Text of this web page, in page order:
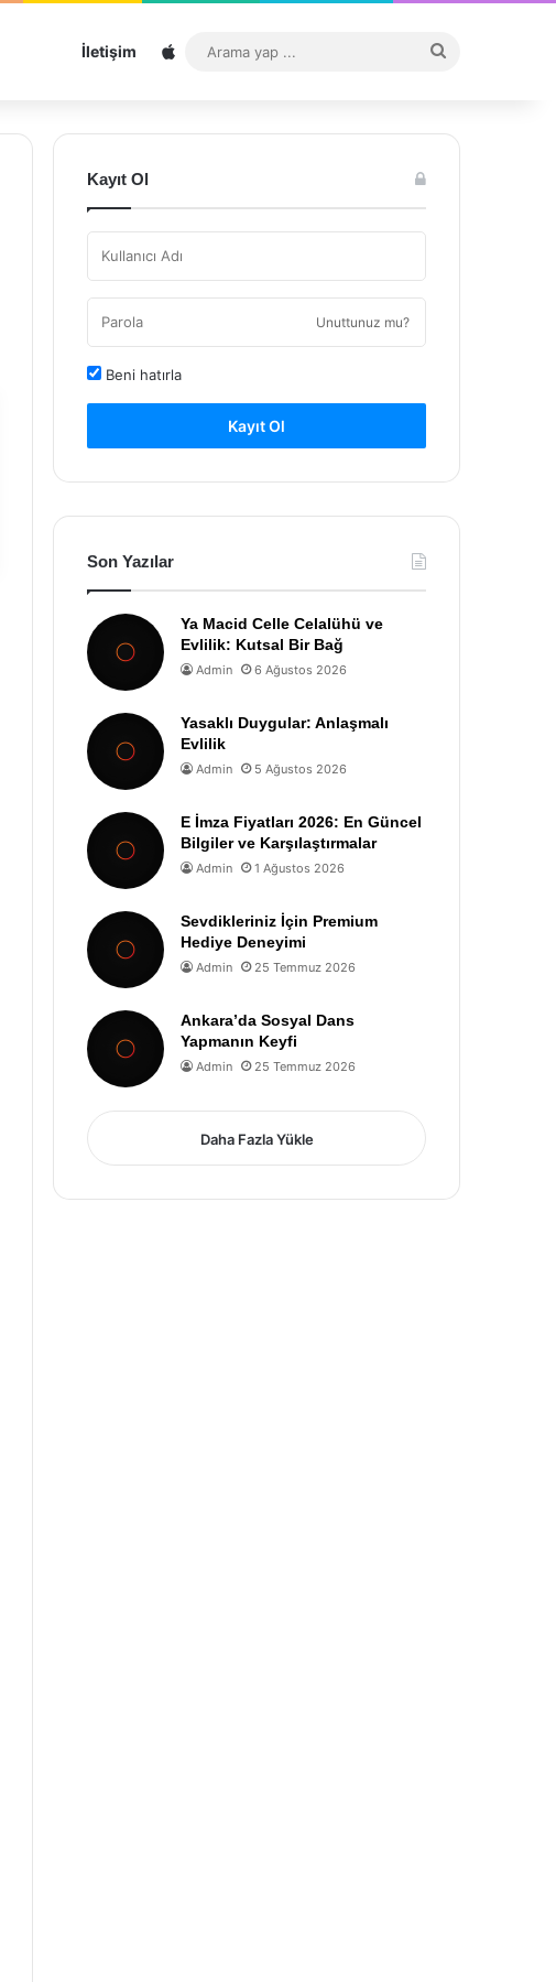
İletişim Sitemap
...
Kayıt Ol
Unuttunuz mu?
Beni hatırla
Kayıt Ol
Son Yazılar
Ya Macid Celle Celalühü ve
Evlilik: Kutsal Bir Bağ
Admin 6 Ağustos 2026
Yasaklı Duygular: Anlaşmalı
Evlilik
Admin 5 Ağustos 2026
E İmza Fiyatları 2026: En Güncel
Bilgiler ve Karşılaştırmalar
Admin 1 Ağustos 2026
Sevdikleriniz İçin Premium
Hediye Deneyimi
Admin 25 Temmuz 2026
Ankara’da Sosyal Dans
Yapmanın Keyfi
Admin 25 Temmuz 2026
Daha Fazla Yükle